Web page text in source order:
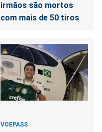
irmãos são mortos
com mais de 50 tiros
VOEPASS